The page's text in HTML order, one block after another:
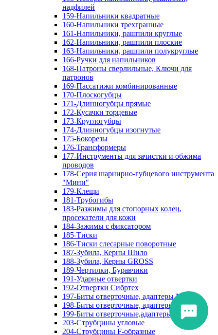
надфилей
159-Напильники квадратные
160-Напильники трехгранные
161-Напильники, рашпили круглые
162-Напильники, рашпили плоские
163-Напильники, рашпили полукруглые
166-Ручки для напильников
168-Патроны сверлильные, Ключи для
патронов
169-Пассатижи комбинированные
170-Плоскогубцы
171-Длинногубцы прямые
172-Кусачки торцевые
173-Круглогубцы
174-Длинногубцы изогнутые
175-Бокорезы
176-Трансформеры
177-Инструменты для зачистки и обжима
проводов
178-Серия шарнирно-губцевого инструмента
"Мини"
179-Клещи
181-Трубогибы
183-Разжимы для стопорных колец,
просекатели для кожи
184-Зажимы с фиксатором
185-Тиски
186-Тиски слесарные поворотные
187-Зубила, Керны Шило
188-Зубила, Керны GROSS
189-Чертилки, Буравчики
191-Ударные отвертки
192-Отвертки Сибртех
197-Биты отверточные, адаптеры Matrix
198-Биты отверточные, адаптеры Прочие
199-Биты отверточные,адаптеры Сибртех
203-Струбцины угловые
204-Струбцины F-образные